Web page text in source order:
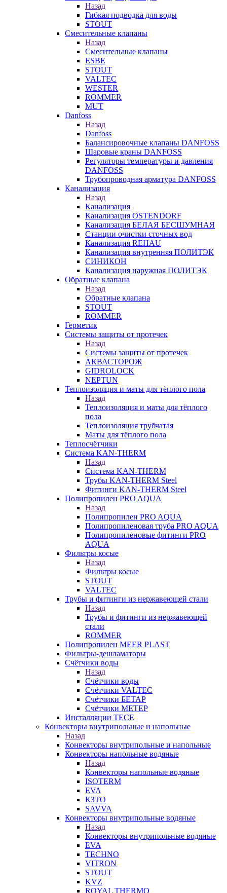
Назад
Гибкая подводка для воды
STOUT
Смесительные клапаны
Назад
Смесительные клапаны
ESBE
STOUT
VALTEC
WESTER
ROMMER
MUT
Danfoss
Назад
Danfoss
Балансировочные клапаны DANFOSS
Шаровые краны DANFOSS
Регуляторы температуры и давления
DANFOSS
Трубопроводная арматура DANFOSS
Канализация
Назад
Канализация
Канализация OSTENDORF
Канализация БЕЛАЯ БЕСШУМНАЯ
Станции очистки сточных вод
Канализация REHAU
Канализация внутренняя ПОЛИТЭК
СИНИКОН
Канализация наружная ПОЛИТЭК
Обратные клапана
Назад
Обратные клапана
STOUT
ROMMER
Герметик
Системы защиты от протечек
Назад
Системы защиты от протечек
АКВАСТОРОЖ
GIDROLOCK
NEPTUN
Теплоизоляция и маты для тёплого пола
Назад
Теплоизоляция и маты для тёплого
пола
Теплоизоляция трубчатая
Маты для тёплого пола
Теплосчётчики
Система KAN-THERM
Назад
Система KAN-THERM
Трубы KAN-THERM Steel
Фитинги KAN-THERM Steel
Полипропилен PRO AQUA
Назад
Полипропилен PRO AQUA
Полипропиленовая труба PRO AQUA
Полипропиленовые фитинги PRO
AQUA
Фильтры косые
Назад
Фильтры косые
STOUT
VALTEC
Трубы и фитинги из нержавеющей стали
Назад
Трубы и фитинги из нержавеющей
стали
ROMMER
Полипропилен MEER PLAST
Фильтры-дешламаторы
Счётчики воды
Назад
Счётчики воды
Счётчики VALTEC
Счётчики БЕТАР
Счётчики МЕТЕР
Инсталляции TECE
Конвекторы внутрипольные и напольные
Назад
Конвекторы внутрипольные и напольные
Конвекторы напольные водяные
Назад
Конвекторы напольные водяные
ISOTERM
EVA
КЗТО
SAVVA
Конвекторы внутрипольные водяные
Назад
Конвекторы внутрипольные водяные
EVA
TECHNO
VITRON
STOUT
KVZ
ROYAL THERMO